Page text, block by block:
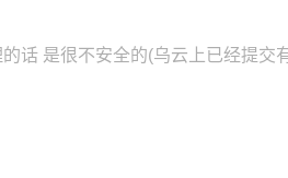
话 是很不安全的(乌云上已经提交